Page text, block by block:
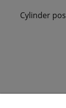
Cylinder